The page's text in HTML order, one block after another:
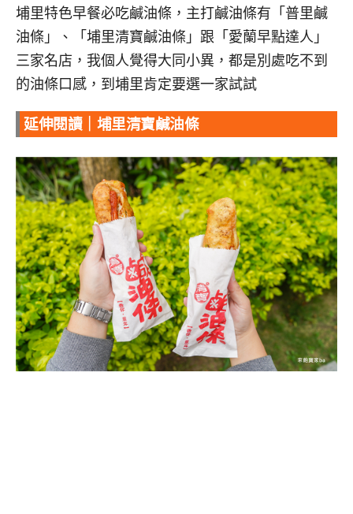
埔里特色早餐必吃鹹油條，主打鹹油條有「普里鹹
油條」、「埔里清寶鹹油條」跟「愛蘭早點達人」
三家名店，我個人覺得大同小異，都是別處吃不到
的油條口感，到埔里肯定要選一家試試
延伸閱讀｜埔里清寶鹹油條